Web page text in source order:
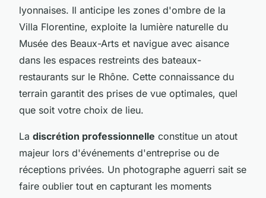
lyonnaises. Il anticipe les zones d'ombre de la
Villa Florentine, exploite la lumière naturelle du
Musée des Beaux-Arts et navigue avec aisance
dans les espaces restreints des bateaux-
restaurants sur le Rhône. Cette connaissance du
terrain garantit des prises de vue optimales, quel
que soit votre choix de lieu.
La discrétion professionnelle constitue un atout
majeur lors d'événements d'entreprise ou de
réceptions privées. Un photographe aguerri sait se
faire oublier tout en capturant les moments